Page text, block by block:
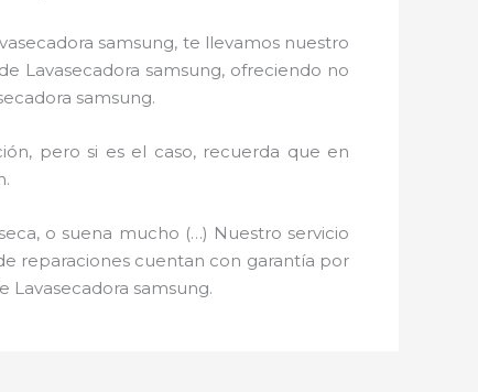
samsung, te llevamos nuestro
Lavasecadora samsung, ofreciendo no
samsung.
pero si es el caso, recuerda que en
o suena mucho (…) Nuestro servicio
reparaciones cuentan con garantía por
samsung.